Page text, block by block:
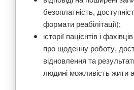
безоплатність,
формати реабілітації);
історії пацієнтів і
про щоденну роботу,
відновлення та
людині можливість жити